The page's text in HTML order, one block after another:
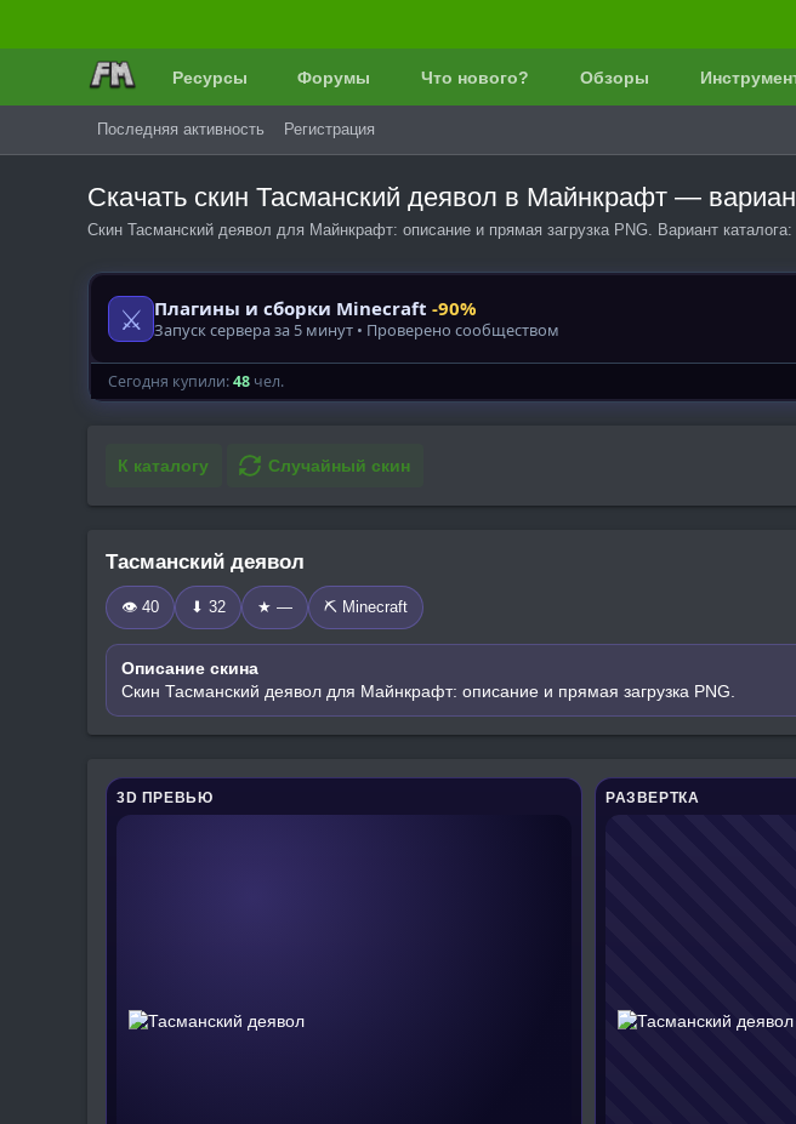
Ресурсы Форумы Что нового? Обзоры
Последняя активность Регистрация
Скачать скин Тасманский деявол в Майнкрафт —
Скин Тасманский деявол для Майнкрафт: описание и прямая загрузка PNG. Вариант
К каталогу Случайный скин
Тасманский деявол
👁 40 ⬇ 32 ★ — ⛏️ Minecraft
Описание скина
Скин Тасманский деявол для Майнкрафт: описание и прямая загрузка PNG.
3D ПРЕВЬЮ РАЗВЕРТКА